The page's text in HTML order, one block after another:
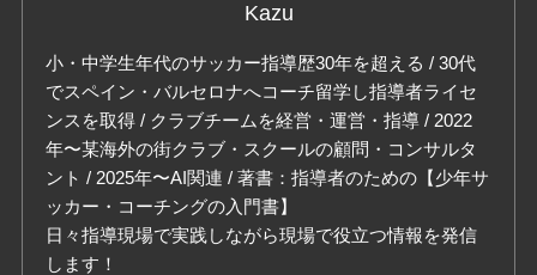
Kazu
小・中学生年代のサッカー指導歴30年を超える / 30代
でスペイン・バルセロナへコーチ留学し指導者ライセ
ンスを取得 / クラブチームを経営・運営・指導 / 2022
年〜某海外の街クラブ・スクールの顧問・コンサルタ
ント / 2025年〜AI関連 / 著書：指導者のための【少年サ
ッカー・コーチングの入門書】
日々指導現場で実践しながら現場で役立つ情報を発信
します！